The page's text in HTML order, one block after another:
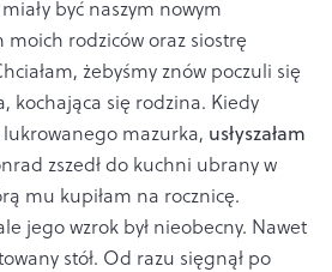
być naszym nowym
moich rodziców oraz siostrę
żebyśmy znów poczuli się
kochająca się rodzina. Kiedy
lukrowanego mazurka, usłyszałam
zszedł do kuchni ubrany w
mu kupiłam na rocznicę.
jego wzrok był nieobecny. Nawet
stół. Od razu sięgnął po